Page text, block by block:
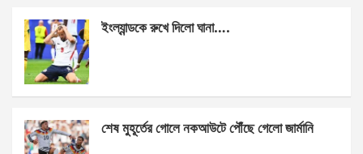
ইংল্যান্ডকে রুখে দিলো ঘানা….
শেষ মুহূর্তের গোলে নকআউটে পৌঁছে গেলো জার্মানি